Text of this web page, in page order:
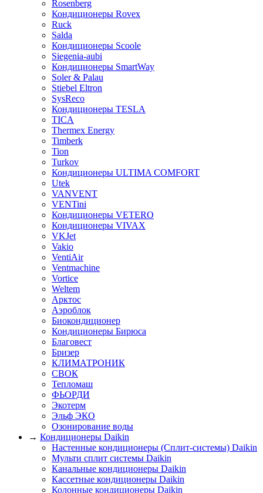
Rosenberg
Кондиционеры Rovex
Ruck
Salda
Кондиционеры Scoole
Siegenia-aubi
Кондиционеры SmartWay
Soler & Palau
Stiebel Eltron
SysReco
Кондиционеры TESLA
TICA
Thermex Energy
Timberk
Tion
Turkov
Кондиционеры ULTIMA COMFORT
Utek
VANVENT
VENTini
Кондиционеры VETERO
Кондиционеры VIVAX
VKJet
Vakio
VentiAir
Ventmachine
Vortice
Weltem
Арктос
Аэроблок
Биокондиционер
Кондиционеры Бирюса
Благовест
Бризер
КЛИМАТРОНИК
СВОК
Тепломаш
ФЬОРДИ
Экотерм
Эльф ЭКО
Озонирование воды
→ Кондиционеры Daikin
Настенные кондиционеры (Сплит-системы) Daikin
Мульти сплит системы Daikin
Канальные кондиционеры Daikin
Кассетные кондиционеры Daikin
Колонные кондиционеры Daikin